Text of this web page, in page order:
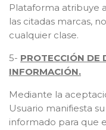
Plataforma atribuye
las citadas marcas,
cualquier clase.
5- PROTECCIÓN DE
INFORMACIÓN.
Mediante la
Usuario manifiesta
informado para que